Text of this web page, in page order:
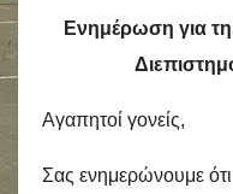
Ενημέρωση για τη
Αγαπητοί γονείς,
Σας ενημερώνουμε ότι